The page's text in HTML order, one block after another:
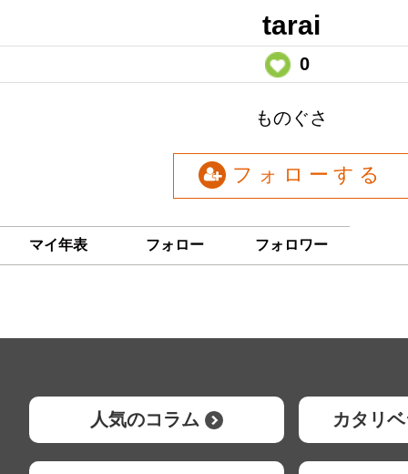
tarai
0
ものぐさ
フォローする
マイ年表 フォロー フォロワー
人気のコラム カタリ